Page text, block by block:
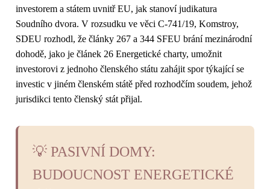
investorem a státem uvnitř EU, jak stanoví judikatura
Soudního dvora. V rozsudku ve věci C-741/19, Komstroy,
SDEU rozhodl, že články 267 a 344 SFEU brání mezinárodní
dohodě, jako je článek 26 Energetické charty, umožnit
investorovi z jednoho členského státu zahájit spor týkající se
investic v jiném členském státě před rozhodčím soudem, jehož
jurisdikci tento členský stát přijal.
💡 PASIVNÍ DOMY:
BUDOUCNOST ENERGETICKÉ